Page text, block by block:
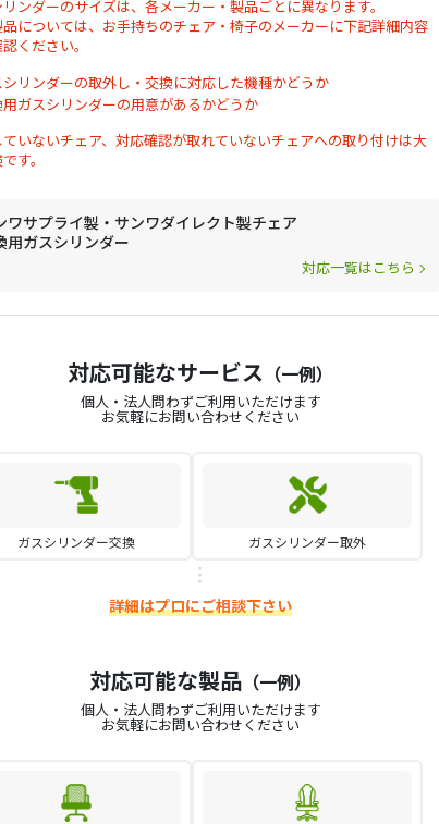
ンダーのサイズは、各メーカー・製品ごとに異なります。
については、お手持ちのチェア・椅子のメーカーに下記詳細内容
ください。
リンダーの取外し・交換に対応した機種かどうか
ガスシリンダーの用意があるかどうか
いないチェア、対応確認が取れていないチェアへの取り付けは大
す。
ワサプライ製・サンワダイレクト製チェア
用ガスシリンダー
対応一覧はこちら
対応可能なサービス （一例）
個人・法人問わずご利用いただけます
お気軽にお問い合わせください
ガスシリンダー交換 ガスシリンダー取外
詳細はプロにご相談下さい
対応可能な製品 （一例）
個人・法人問わずご利用いただけます
お気軽にお問い合わせください